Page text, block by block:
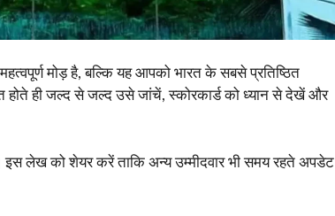
मोड़ है, बल्कि यह आपको भारत के सबसे प्रतिष्ठित
होते ही जल्द से जल्द उसे जांचें, स्कोरकार्ड को ध्यान से देखें और
इस लेख को शेयर करें ताकि अन्य उम्मीदवार भी समय रहते अपडेट